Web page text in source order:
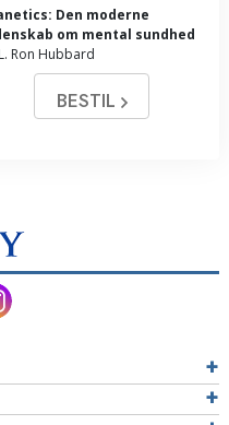
Den moderne
om mental sundhed
Ron Hubbard
BESTIL